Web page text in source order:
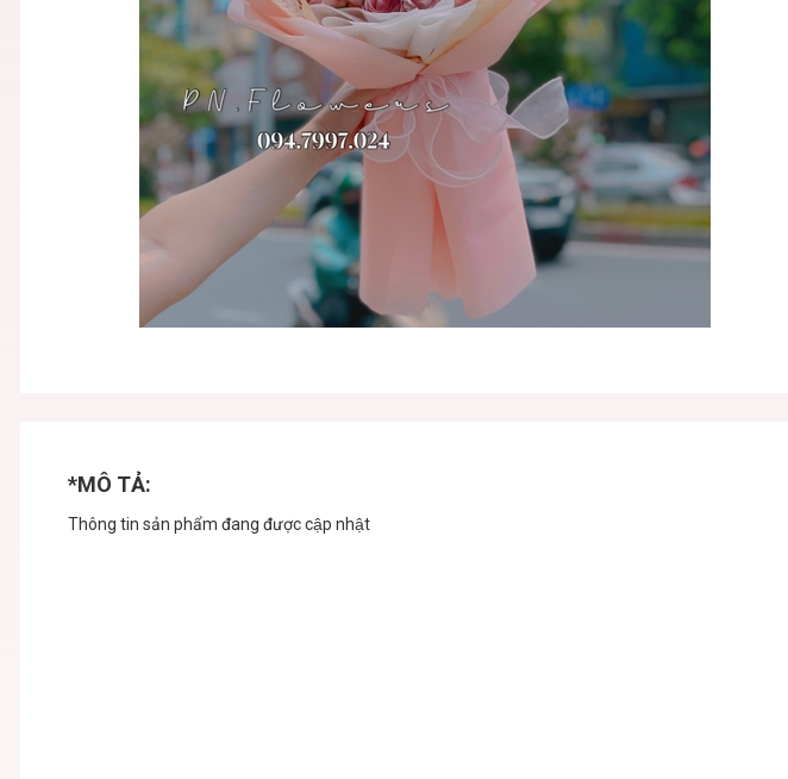
*MÔ TẢ:
Thông tin sản phẩm đang được cập nhật